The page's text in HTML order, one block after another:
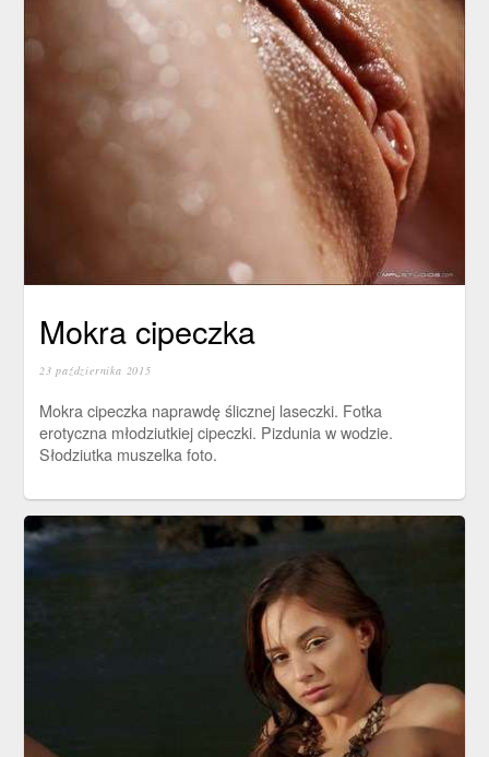
Mokra cipeczka
23 października 2015
Mokra cipeczka naprawdę ślicznej laseczki. Fotka
erotyczna młodziutkiej cipeczki. Pizdunia w wodzie.
Słodziutka muszelka foto.